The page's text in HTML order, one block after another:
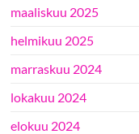
maaliskuu 2025
helmikuu 2025
marraskuu 2024
lokakuu 2024
elokuu 2024